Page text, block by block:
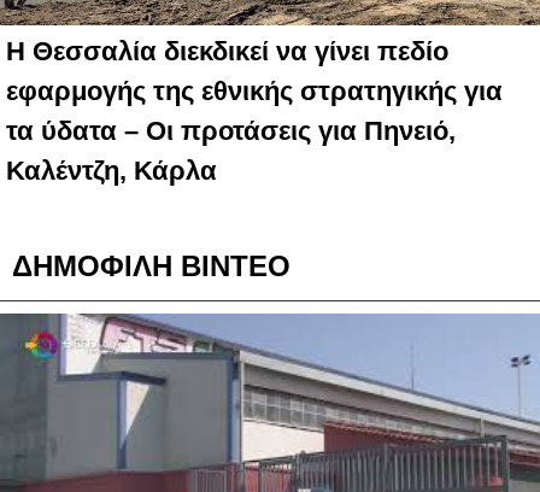
Η Θεσσαλία διεκδικεί να γίνει πεδίο
εφαρμογής της εθνικής στρατηγικής για
τα ύδατα – Oι προτάσεις για Πηνειό,
Καλέντζη, Κάρλα
ΔΗΜΟΦΙΛΗ ΒΙΝΤΕΟ